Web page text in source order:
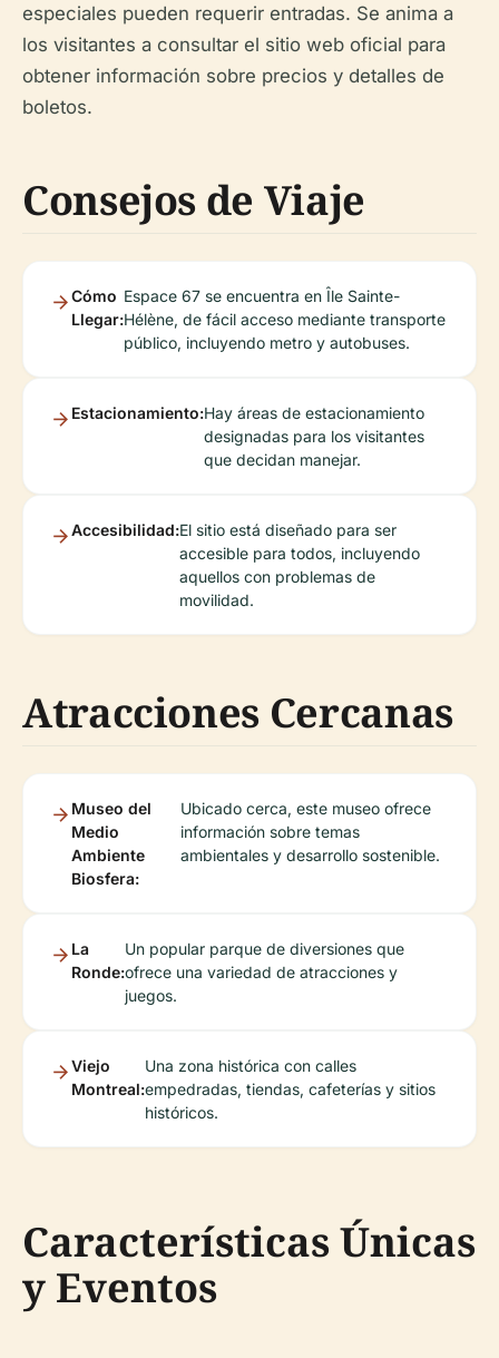
especiales pueden requerir entradas. Se anima a
los visitantes a consultar el sitio web oficial para
obtener información sobre precios y detalles de
boletos.
Consejos de Viaje
Cómo
Llegar:
Espace 67 se encuentra en Île Sainte-
Hélène, de fácil acceso mediante transporte
público, incluyendo metro y autobuses.
Estacionamiento:Hay áreas de estacionamiento
designadas para los visitantes
que decidan manejar.
Accesibilidad:El sitio está diseñado para ser
accesible para todos, incluyendo
aquellos con problemas de
movilidad.
Atracciones Cercanas
Museo del
Medio
Ambiente
Biosfera:
Ubicado cerca, este museo ofrece
información sobre temas
ambientales y desarrollo sostenible.
La
Ronde:
Un popular parque de diversiones que
ofrece una variedad de atracciones y
juegos.
Viejo
Montreal:
Una zona histórica con calles
empedradas, tiendas, cafeterías y sitios
históricos.
Características Únicas
y Eventos